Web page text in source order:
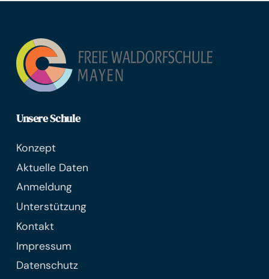
Unsere Schule
Konzept
Aktuelle Daten
Anmeldung
Unterstützung
Kontakt
Impressum
Datenschutz